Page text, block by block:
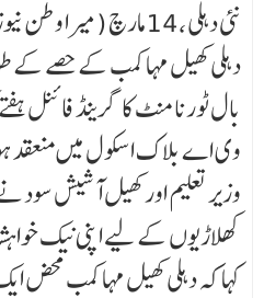
نئی دہلی ،14مارچ (میرا وطن نیوز)
دہلی کھیل مہاکمب کے حصے کے
بال ٹورنامنٹ کا گرینڈ
وی اے بلاک اسکول میں
وزیر تعلیم اور کھیل آشیش سود
کھلاڑیوں کے لیے اپنی نیک
کہا کہ دہلی کھیل مہاکمب محض